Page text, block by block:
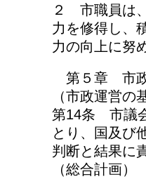
２ 市職員は
力を修得し、
力の向上に努
第５章 市
（市政運営の
第14条 市議
とり、国及び
判断と結果に
（総合計画）